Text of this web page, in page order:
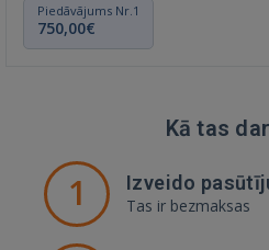
Piedāvājums Nr.1
750,00€
Kā tas
1 Izveido
Tas ir bezmaksas